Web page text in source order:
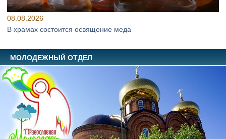
08.08.2026
В храмах состоится освящение меда
МОЛОДЕЖНЫЙ ОТДЕЛ